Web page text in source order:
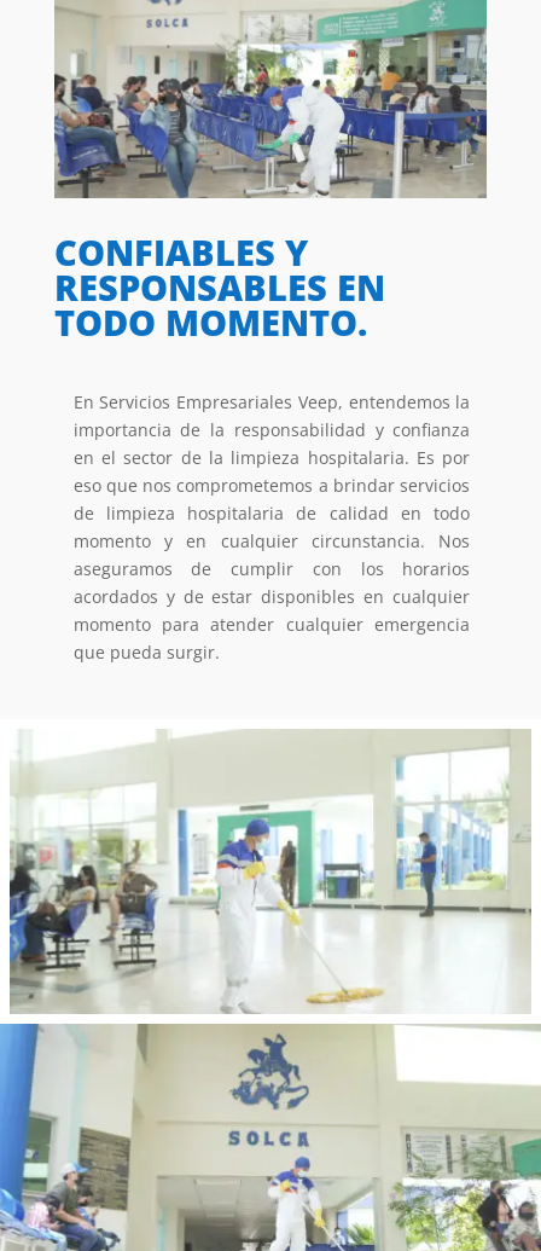
CONFIABLES Y
RESPONSABLES EN
TODO MOMENTO.
En Servicios Empresariales Veep, entendemos la
importancia de la responsabilidad y confianza
en el sector de la limpieza hospitalaria. Es por
eso que nos comprometemos a brindar servicios
de limpieza hospitalaria de calidad en todo
momento y en cualquier circunstancia. Nos
aseguramos de cumplir con los horarios
acordados y de estar disponibles en cualquier
momento para atender cualquier emergencia
que pueda surgir.